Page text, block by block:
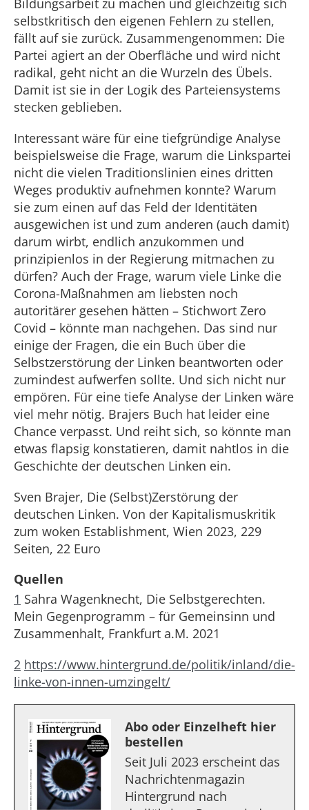
selbstkritisch den eigenen Fehlern zu stellen,
fällt auf sie zurück. Zusammengenommen: Die
Partei agiert an der Oberfläche und wird nicht
radikal, geht nicht an die Wurzeln des Übels.
Damit ist sie in der Logik des Parteiensystems
stecken geblieben.
Interessant wäre für eine tiefgründige Analyse
beispielsweise die Frage, warum die Linkspartei
nicht die vielen Traditionslinien eines dritten
Weges produktiv aufnehmen konnte? Warum
sie zum einen auf das Feld der Identitäten
ausgewichen ist und zum anderen (auch damit)
darum wirbt, endlich anzukommen und
prinzipienlos in der Regierung mitmachen zu
dürfen? Auch der Frage, warum viele Linke die
Corona-Maßnahmen am liebsten noch
autoritärer gesehen hätten – Stichwort Zero
Covid – könnte man nachgehen. Das sind nur
einige der Fragen, die ein Buch über die
Selbstzerstörung der Linken beantworten oder
zumindest aufwerfen sollte. Und sich nicht nur
empören. Für eine tiefe Analyse der Linken wäre
viel mehr nötig. Brajers Buch hat leider eine
Chance verpasst. Und reiht sich, so könnte man
etwas flapsig konstatieren, damit nahtlos in die
Geschichte der deutschen Linken ein.
Sven Brajer, Die (Selbst)Zerstörung der
deutschen Linken. Von der Kapitalismuskritik
zum woken Establishment, Wien 2023, 229
Seiten, 22 Euro
Quellen
1 Sahra Wagenknecht, Die Selbstgerechten.
Mein Gegenprogramm – für Gemeinsinn und
Zusammenhalt, Frankfurt a.M. 2021
2 https://www.hintergrund.de/politik/inland/die-
linke-von-innen-umzingelt/
Abo oder Einzelheft hier
bestellen
Seit Juli 2023 erscheint das
Nachrichtenmagazin
Hintergrund nach